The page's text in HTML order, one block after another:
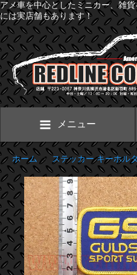
アメ車を中心としたミニカー、雑
には実店舗もあります！
メニュー
ホーム>ステッカー キーホル